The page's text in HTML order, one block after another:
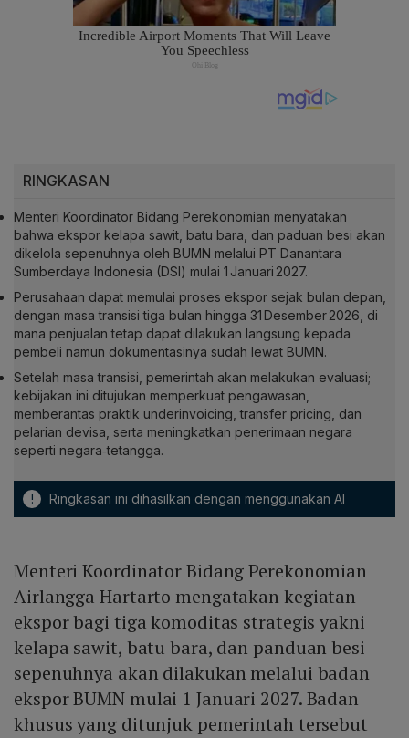
RINGKASAN
Menteri Koordinator Bidang Perekonomian menyatakan
bahwa ekspor kelapa sawit, batu bara, dan paduan besi akan
dikelola sepenuhnya oleh BUMN melalui PT Danantara
Sumberdaya Indonesia (DSI) mulai 1 Januari 2027.
Perusahaan dapat memulai proses ekspor sejak bulan depan,
dengan masa transisi tiga bulan hingga 31 Desember 2026, di
mana penjualan tetap dapat dilakukan langsung kepada
pembeli namun dokumentasinya sudah lewat BUMN.
Setelah masa transisi, pemerintah akan melakukan evaluasi;
kebijakan ini ditujukan memperkuat pengawasan,
memberantas praktik underinvoicing, transfer pricing, dan
pelarian devisa, serta meningkatkan penerimaan negara
seperti negara‑tetangga.
! Ringkasan ini dihasilkan dengan menggunakan AI
Menteri Koordinator Bidang Perekonomian
Airlangga Hartarto mengatakan kegiatan
ekspor bagi tiga komoditas strategis yakni
kelapa sawit, batu bara, dan panduan besi
sepenuhnya akan dilakukan melalui badan
ekspor BUMN mulai 1 Januari 2027. Badan
khusus yang ditunjuk pemerintah tersebut